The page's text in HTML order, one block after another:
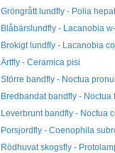
Gröngrått lundfly - Polia
Blåbärslundfly - Lacanobia
Brokigt lundfly - Lacanobia
Ärtfly - Ceramica pisi
Större bandfly - Noctua
Bredbandat bandfly - Noctua
Leverbrunt bandfly - Noctua
Porsjordfly - Coenophila
Rödhuvat skogsfly -